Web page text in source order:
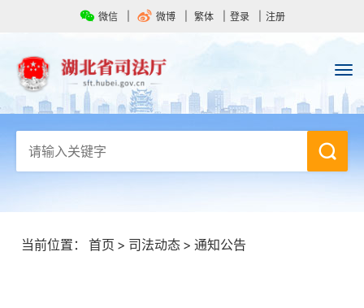
微信 微博 繁体 登录 注册
当前位置： 首页 > 司法动态 > 通知公告